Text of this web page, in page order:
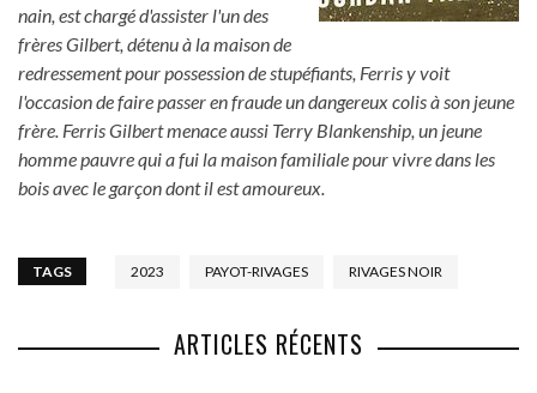
nain, est chargé d'assister l'un des
frères Gilbert, détenu à la maison de
redressement pour possession de stupéfiants, Ferris y voit
l'occasion de faire passer en fraude un dangereux colis à son jeune
frère. Ferris Gilbert menace aussi Terry Blankenship, un jeune
homme pauvre qui a fui la maison familiale pour vivre dans les
bois avec le garçon dont il est amoureux.
TAGS 2023 PAYOT-RIVAGES RIVAGES NOIR
ARTICLES RÉCENTS